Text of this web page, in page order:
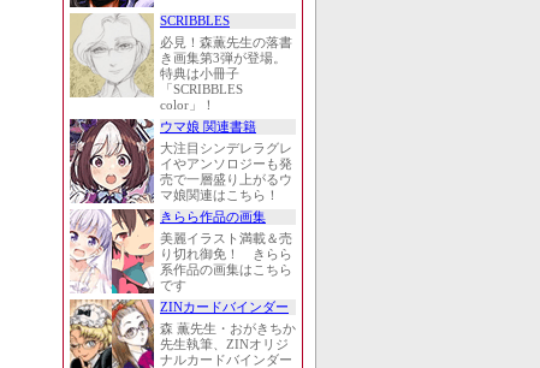
SCRIBBLES
必見！森薫先生の落書
き画集第3弾が登場。
特典は小冊子
「SCRIBBLES
color」！
ウマ娘 関連書籍
大注目シンデレラグレ
イやアンソロジーも発
売で一層盛り上がるウ
マ娘関連はこちら！
きらら作品の画集
美麗イラスト満載＆売
り切れ御免！ きらら
系作品の画集はこちら
です
ZINカードバインダー
森 薫先生・おがきちか
先生執筆、ZINオリジ
ナルカードバインダー